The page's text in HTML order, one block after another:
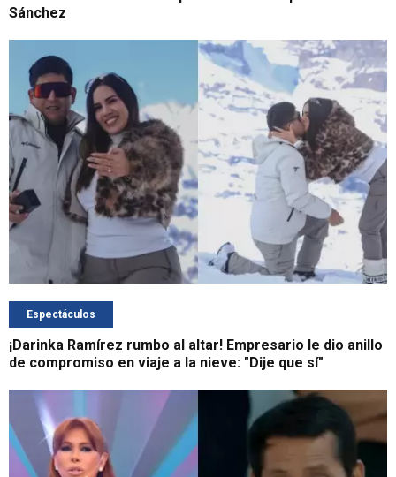
Sánchez
Espectáculos
¡Darinka Ramírez rumbo al altar! Empresario le dio anillo
de compromiso en viaje a la nieve: "Dije que sí"